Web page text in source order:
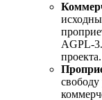
AGPL-
проекта.
свободу